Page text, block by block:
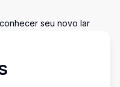
seu novo lar